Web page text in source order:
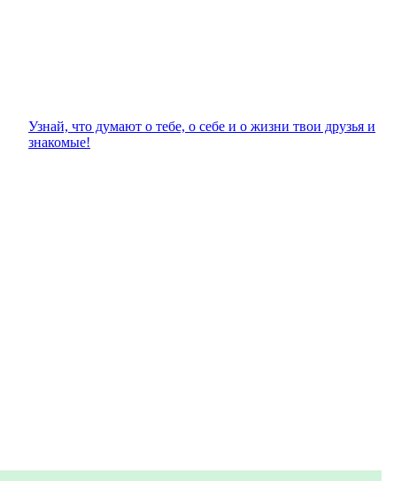
Узнай, что думают о тебе, о себе и о жизни твои друзья и
знакомые!